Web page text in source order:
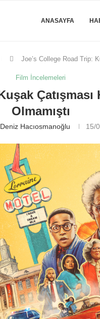
ANASAYFA
Joe’s College Road Trip:
Film İncelemeleri
Olmamıştı
Hacıosmanoğlu 15/